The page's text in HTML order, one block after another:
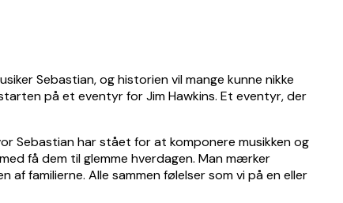
Sebastian, og historien vil mange kunne nikke
på et eventyr for Jim Hawkins. Et eventyr, der
Sebastian har stået for at komponere musikken og
få dem til glemme hverdagen. Man mærker
familierne. Alle sammen følelser som vi på en eller